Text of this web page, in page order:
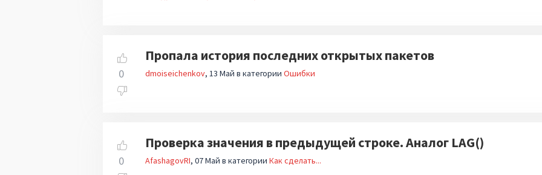
0
Пропала история последних открытых пакетов
dmoiseichenkov 13 Май в категории Ошибки
0
Проверка значения в предыдущей строке. Аналог LAG()
AfashagovRI 07 Май в категории Как сделать...